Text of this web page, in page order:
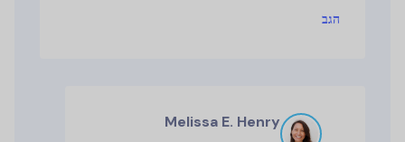
הגב
Melissa E. Henry